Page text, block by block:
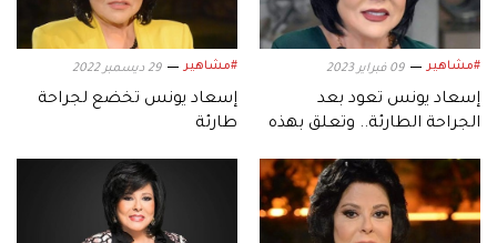
#مشاهير 09 فبراير 2023
إسعاد يونس تعود بعد
الجراحة الطارئة.. وتعلق بهذه
#مشاهير 29 ديسمبر 2022
إسعاد يونس تخضع لجراحة
طارئة